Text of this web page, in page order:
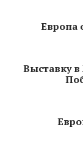
Европа
Выставку